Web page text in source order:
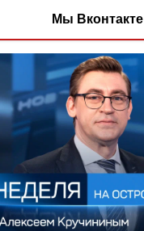
Мы Вконтакте